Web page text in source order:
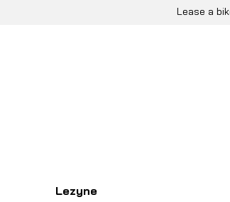
Lease a
populariteitLezyne